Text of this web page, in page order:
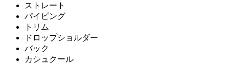
ストレート
パイピング
トリム
ドロップショルダー
バック
カシュクール